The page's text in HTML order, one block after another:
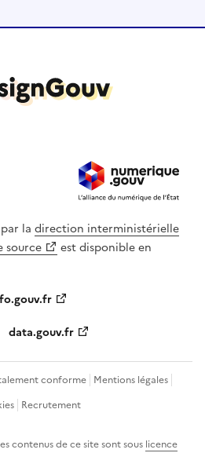
la direction interministérielle
source
est disponible en
data.gouv.fr
conforme Mentions légales
Recrutement
contenus de ce site sont sous licence